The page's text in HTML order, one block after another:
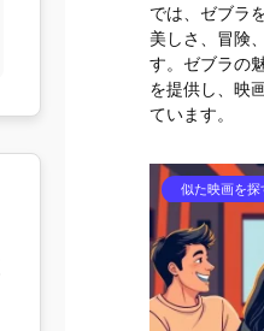
では、ゼブラ
美しさ、冒険
す。ゼブラの
を提供し、映
ています。
似た映画を探